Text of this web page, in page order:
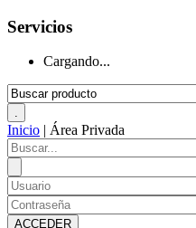
Servicios
Cargando...
Inicio | Área Privada